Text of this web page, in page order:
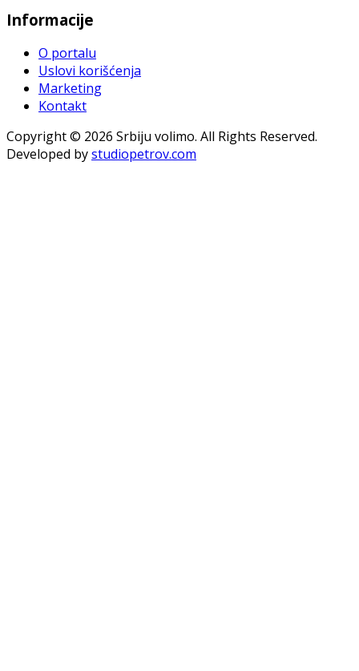
Informacije
O portalu
Uslovi korišćenja
Marketing
Kontakt
Copyright © 2026 Srbiju volimo. All Rights Reserved.
Developed bystudiopetrov.com